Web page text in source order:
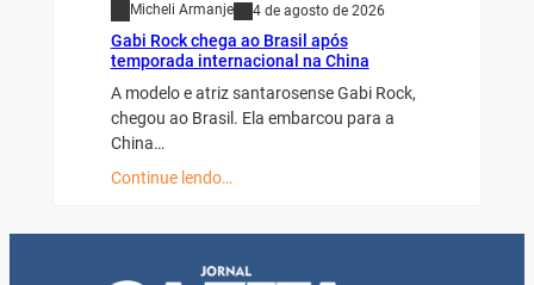
Micheli Armanje 4 de agosto de 2026
Gabi Rock chega ao Brasil após
temporada internacional na China
A modelo e atriz santarosense Gabi Rock,
chegou ao Brasil. Ela embarcou para a
China…
Continue lendo…